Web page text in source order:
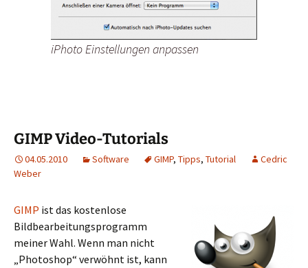
iPhoto Einstellungen anpassen
GIMP Video-Tutorials
04.05.2010 Software GIMP, Tipps, Tutorial
Cedric
Weber
GIMP ist das kostenlose
Bildbearbeitungsprogramm
meiner Wahl. Wenn man nicht
„Photoshop“ verwöhnt ist, kann